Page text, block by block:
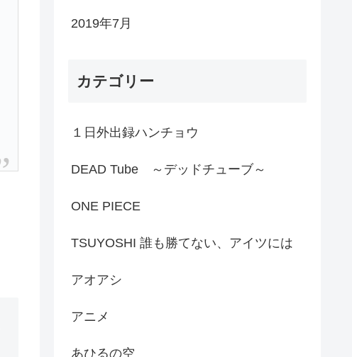
2019年7月
カテゴリー
１日外出録ハンチョウ
DEAD Tube ～デッドチューブ～
ONE PIECE
TSUYOSHI 誰も勝てない、アイツには
アオアシ
アニメ
あひるの空